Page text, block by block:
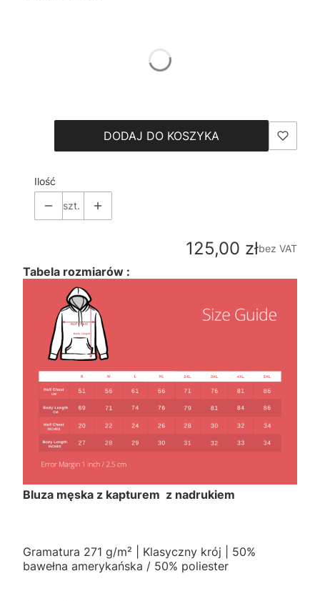
DODAJ DO KOSZYKA
Ilość
szt.
Cena
125,00 złbez VAT
Tabela rozmiarów :
Bluza męska z kapturem z nadrukiem
Gramatura 271 g/m² | Klasyczny krój | 50%
bawełna amerykańska / 50% poliester